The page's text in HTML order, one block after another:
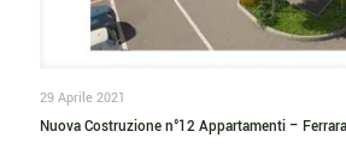
29 Aprile 2021
Nuova Costruzione n°12 Appartamenti –